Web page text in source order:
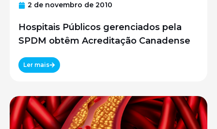
2 de novembro de 2010
Hospitais Públicos gerenciados pela
SPDM obtêm Acreditação Canadense
Ler mais